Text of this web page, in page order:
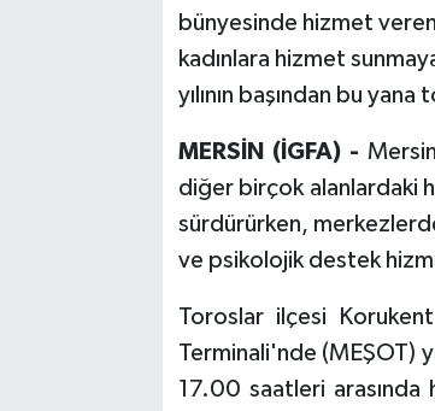
bünyesinde hizmet
kadınlara hizmet
yılının başından bu
MERSİN (İGFA) -
diğer birçok alanlardaki
sürdürürken,
ve psikolojik destek
Toroslar ilçesi
Terminali'nde (MEŞOT)
17.00 saatleri